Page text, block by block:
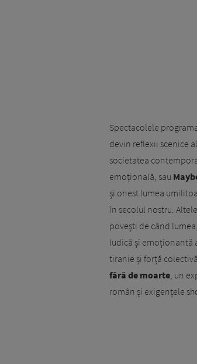
Spectacolele
devin reflexii scenice
societatea
emoțională, sau
și onest lumea
în secolul nostru.
povești de când
ludică și emoționantă
tiranie și forță
fără de moarte, un
român și exigențele